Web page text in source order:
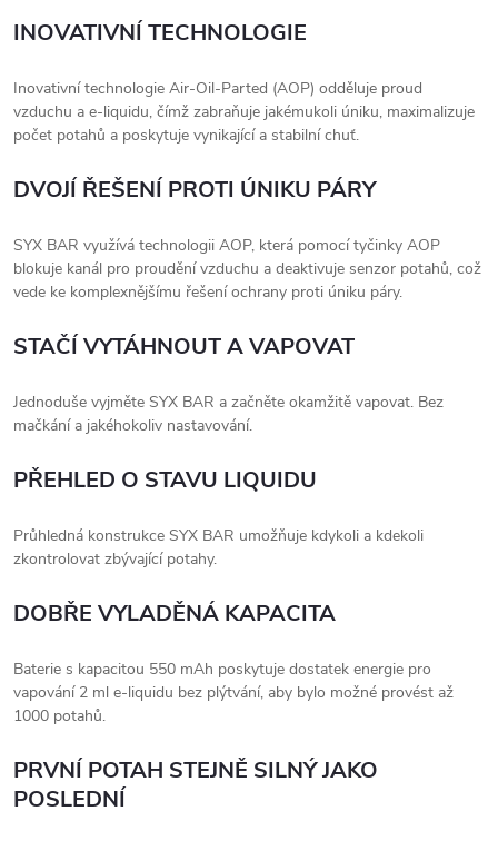
INOVATIVNÍ TECHNOLOGIE
Inovativní technologie Air-Oil-Parted (AOP) odděluje proud
vzduchu a e-liquidu, čímž zabraňuje jakémukoli úniku, maximalizuje
počet potahů a poskytuje vynikající a stabilní chuť.
DVOJÍ ŘEŠENÍ PROTI ÚNIKU PÁRY
SYX BAR využívá technologii AOP, která pomocí tyčinky AOP
blokuje kanál pro proudění vzduchu a deaktivuje senzor potahů, což
vede ke komplexnějšímu řešení ochrany proti úniku páry.
STAČÍ VYTÁHNOUT A VAPOVAT
Jednoduše vyjměte SYX BAR a začněte okamžitě vapovat. Bez
mačkání a jakéhokoliv nastavování.
PŘEHLED O STAVU LIQUIDU
Průhledná konstrukce SYX BAR umožňuje kdykoli a kdekoli
zkontrolovat zbývající potahy.
DOBŘE VYLADĚNÁ KAPACITA
Baterie s kapacitou 550 mAh poskytuje dostatek energie pro
vapování 2 ml e-liquidu bez plýtvání, aby bylo možné provést až
1000 potahů.
PRVNÍ POTAH STEJNĚ SILNÝ JAKO
POSLEDNÍ